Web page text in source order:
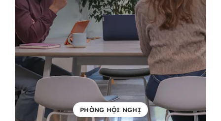
PHÒNG HỘI NGHỊ